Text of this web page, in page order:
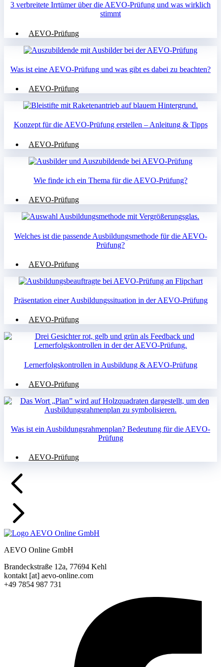
3 verbreitete Irrtümer über die AEVO-Prüfung und was wirklich
stimmt
AEVO-Prüfung
Was ist eine AEVO-Prüfung und was gibt es dabei zu beachten?
AEVO-Prüfung
Konzept für die AEVO-Prüfung erstellen – Anleitung & Tipps
AEVO-Prüfung
Wie finde ich ein Thema für die AEVO-Prüfung?
AEVO-Prüfung
Welches ist die passende Ausbildungsmethode für die AEVO-
Prüfung?
AEVO-Prüfung
Präsentation einer Ausbildungssituation in der AEVO-Prüfung
AEVO-Prüfung
Lernerfolgskontrollen in Ausbildung & AEVO-Prüfung
AEVO-Prüfung
Was ist ein Ausbildungsrahmenplan? Bedeutung für die AEVO-
Prüfung
AEVO-Prüfung
AEVO Online GmbH
Brandeckstraße 12a, 77694 Kehl
kontakt [at] aevo-online.com
+49 7854 987 731